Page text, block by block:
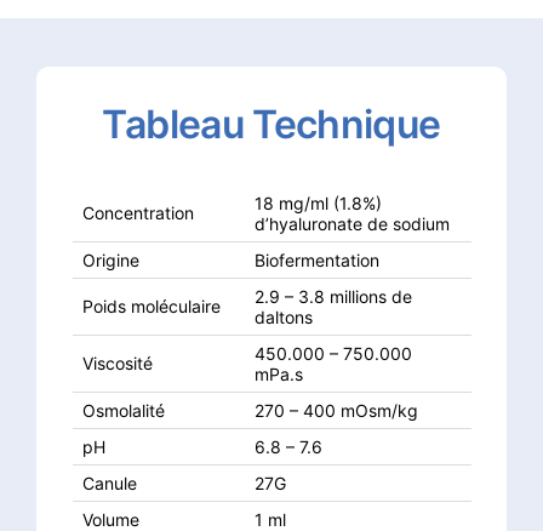
Tableau Technique
Concentration
18 mg/ml (1.8%)
d’hyaluronate de sodium
Origine
Biofermentation
Poids moléculaire
2.9 – 3.8 millions de
daltons
Viscosité
450.000 – 750.000
mPa.s
Osmolalité
270 – 400 mOsm/kg
pH
6.8 – 7.6
Canule
27G
Volume
1 ml